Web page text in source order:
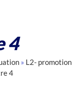
4
» L2- promotion
4